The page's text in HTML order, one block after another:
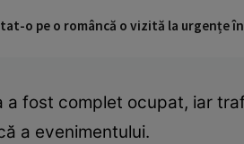
o pe o româncă o vizită la urgențe
a fost complet ocupat, iar
a evenimentului.